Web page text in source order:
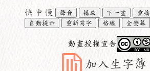
快 中 慢 聲音 播放 下一畫 重播
自動提示
重新寫字 格線 全螢幕
動畫授權宣告
加入生字簿